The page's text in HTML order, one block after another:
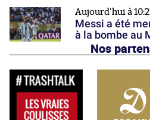
Aujourd'hui à
Messi a été
à la bombe au
Nos